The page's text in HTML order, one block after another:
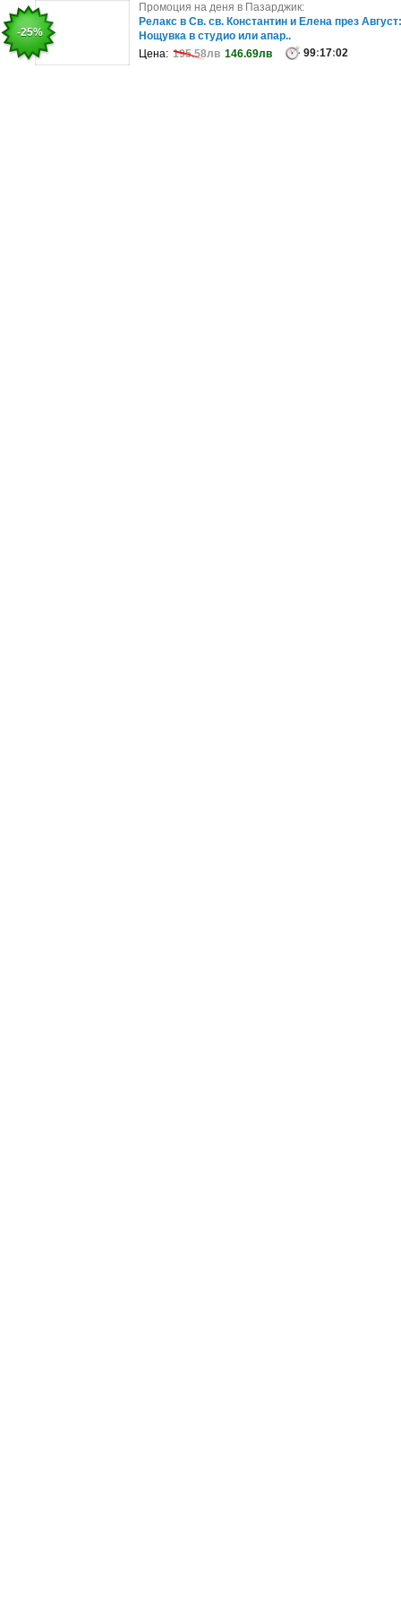
-10%
Промоция на деня в София:
Парасейлинг в Св.Св. Константин и Елена - за
един или двама
Цена: 136.91лв 123.22лв 30:17:06
-25%
Промоция на деня в Пазарджик:
Релакс в Св. св. Константин и Елена през Август:
Нощувка в студио или апар..
Цена: 195.58лв 146.69лв 99:17:02